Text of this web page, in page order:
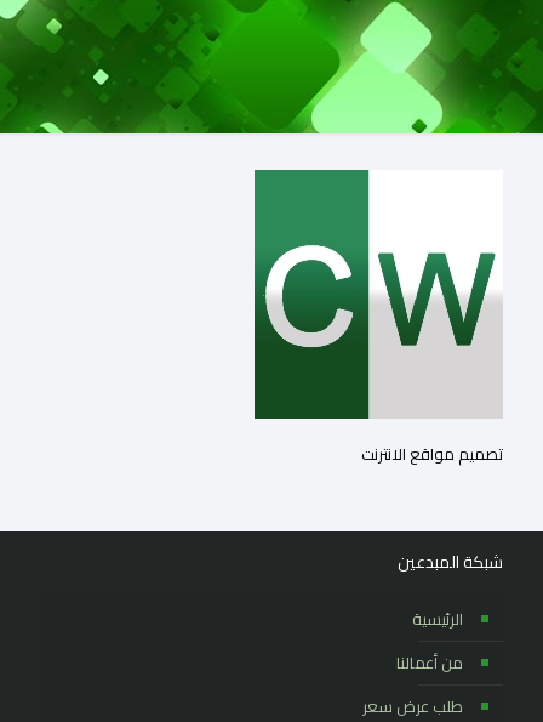
تصميم مواقع الانترنت
شبكة المبدعين
الرئيسية
من أعمالنا
طلب عرض سعر